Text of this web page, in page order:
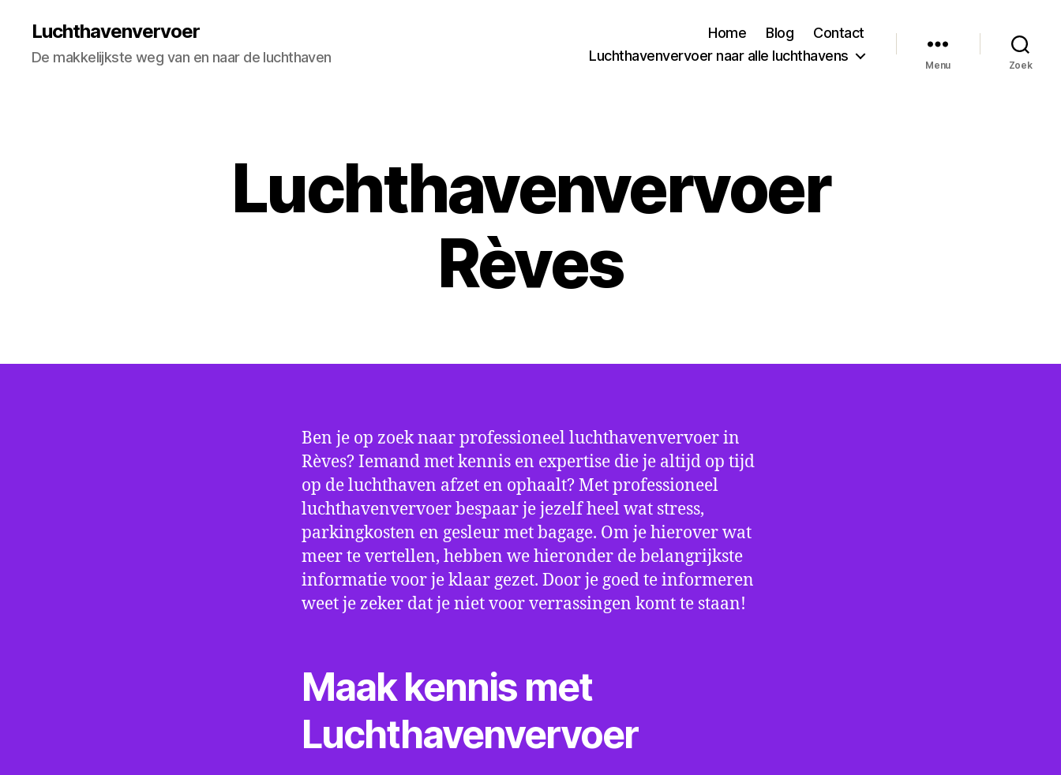
Luchthavenvervoer
De makkelijkste weg van en naar de luchthaven
Home Blog
Contact
Luchthavenvervoer naar alle luchthavens
Menu Zoek
Luchthavenvervoer
Rèves
Ben je op zoek naar professioneel luchthavenvervoer in
Rèves? Iemand met kennis en expertise die je altijd op tijd
op de luchthaven afzet en ophaalt? Met professioneel
luchthavenvervoer bespaar je jezelf heel wat stress,
parkingkosten en gesleur met bagage. Om je hierover wat
meer te vertellen, hebben we hieronder de belangrijkste
informatie voor je klaar gezet. Door je goed te informeren
weet je zeker dat je niet voor verrassingen komt te staan!
Maak kennis met
Luchthavenvervoer